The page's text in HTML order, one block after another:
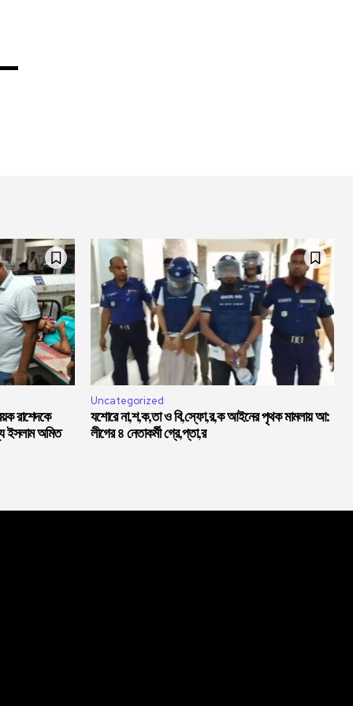
রাশেদকে
ইসলাম অমিত
Uncategorized
যশোরে না,শ,ক,তা ও বি,স্ফো,র,ক আইনের পৃথক মামলায় আ:
লীগের ৪ নেতাকর্মী গ্রে,প্তা,র